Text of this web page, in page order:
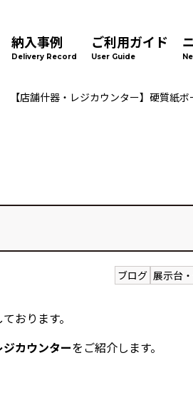
納入事例
Delivery Record
ご利用ガイド
User Guide
【店舗什器・レジカウンター】硬質紙ボ
ブログ 展示台
おります。
ジカウンターをご紹介します。